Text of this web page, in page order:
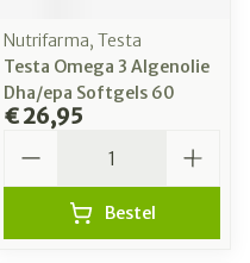
Nutrifarma, Testa
Testa Omega 3 Algenolie
Dha/epa Softgels 60
€ 26,95
Bestel